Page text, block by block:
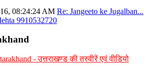
08:24:24 AM Re: Jangeeto ke Jugalban...
9910532720
- उत्तराखण्ड की तस्वीरें एवं वीडियो